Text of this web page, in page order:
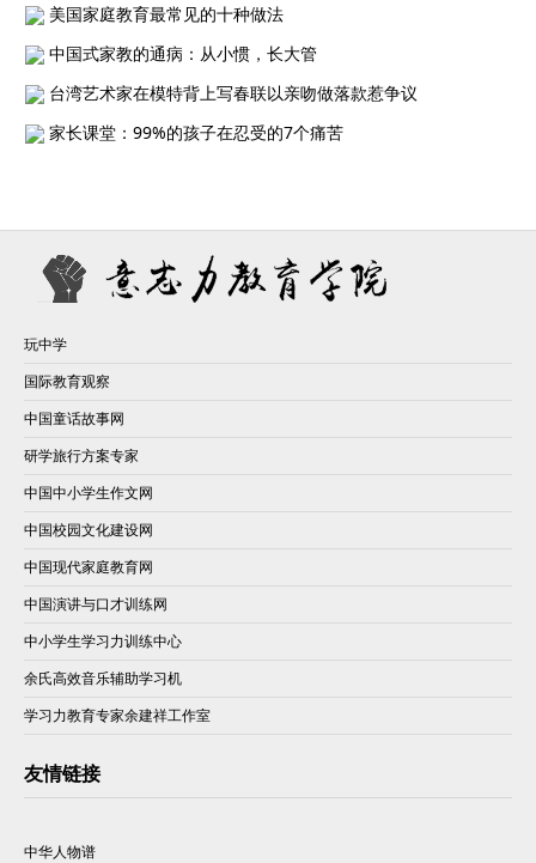
美国家庭教育最常见的十种做法
中国式家教的通病：从小惯，长大管
台湾艺术家在模特背上写春联以亲吻做落款惹争议
家长课堂：99%的孩子在忍受的7个痛苦
玩中学
国际教育观察
中国童话故事网
研学旅行方案专家
中国中小学生作文网
中国校园文化建设网
中国现代家庭教育网
中国演讲与口才训练网
中小学生学习力训练中心
余氏高效音乐辅助学习机
学习力教育专家余建祥工作室
友情链接
中华人物谱